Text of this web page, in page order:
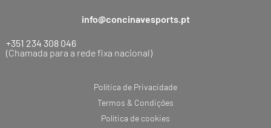
Política de Privacidade
Termos & Condições
Política de cookies
info@concinavesports.pt
+351 234 308 046
(Chamada para a rede fixa nacional)